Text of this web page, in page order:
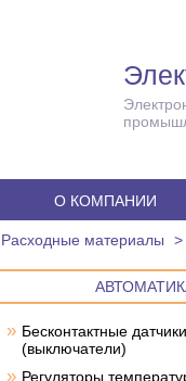
О КОМПАНИИ
Расходные материалы
» Бесконтактные датчики
(выключатели)
» Регуляторы